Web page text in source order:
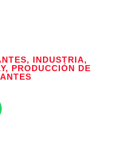
, INDUSTRIA,
, PRODUCCIÓN DE